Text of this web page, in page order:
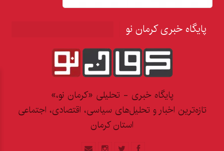
پایگاه خبری کرمان نو
پایگاه خبری - تحلیلی «کرمان نو،»
تازه‌ترین اخبار و تحلیل‌های سیاسی، اقتصادی، اجتماعی
استان کرمان